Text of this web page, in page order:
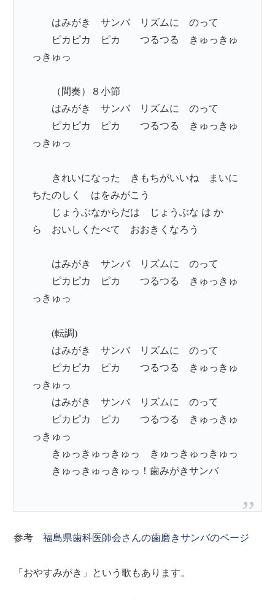
はみがき サンバ リズムに のって
ピカピカ ピカ つるつる きゅっきゅ
っきゅっ
（間奏）８小節
はみがき サンバ リズムに のって
ピカピカ ピカ つるつる きゅっきゅ
っきゅっ
きれいになった きもちがいいね まいに
ちたのしく はをみがこう
じょうぶなからだは じょうぶな は か
ら おいしくたべて おおきくなろう
はみがき サンバ リズムに のって
ピカピカ ピカ つるつる きゅっきゅ
っきゅっ
(転調)
はみがき サンバ リズムに のって
ピカピカ ピカ つるつる きゅっきゅ
っきゅっ
はみがき サンバ リズムに のって
ピカピカ ピカ つるつる きゅっきゅ
っきゅっ
きゅっきゅっきゅっ きゅっきゅっきゅっ
きゅっきゅっきゅっ！歯みがきサンバ
参考福島県歯科医師会さんの歯磨きサンバのページ
「おやすみがき」という歌もあります。